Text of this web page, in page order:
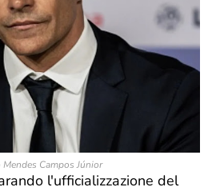
Campos Júnior
l'ufficializzazione del